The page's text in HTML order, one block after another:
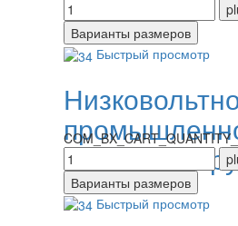
Быстрый просмотр
Быстрый просмотр